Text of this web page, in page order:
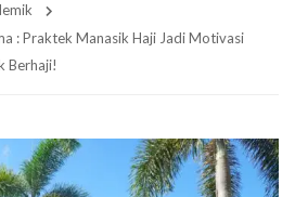
: Praktek Manasik Haji Jadi Motivasi
Berhaji!